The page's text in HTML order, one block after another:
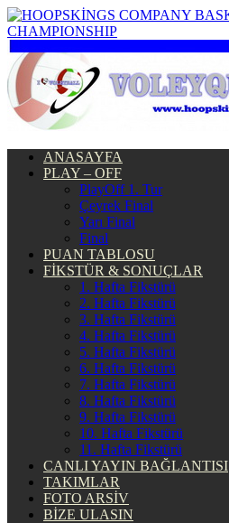
ANASAYFA
PLAY – OFF
PlayOff 1. Tur
Çeyrek Final
Yarı Final
Final
PUAN TABLOSU
FİKSTÜR & SONUÇLAR
1. Hafta Fikstürü
2. Hafta Fikstürü
3. Hafta Fikstürü
4. Hafta Fikstürü
5. Hafta Fikstürü
6. Hafta Fikstürü
7. Hafta Fikstürü
8. Hafta Fikstürü
9. Hafta Fikstürü
10. Hafta Fikstürü
11. Hafta Fikstürü
CANLI YAYIN BAĞLANTISI
TAKIMLAR
FOTO ARSİV
BİZE ULASIN